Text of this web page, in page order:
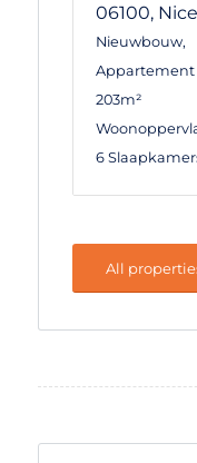
06100,
Nieuwbouw,
Appartement
203m²
6
All